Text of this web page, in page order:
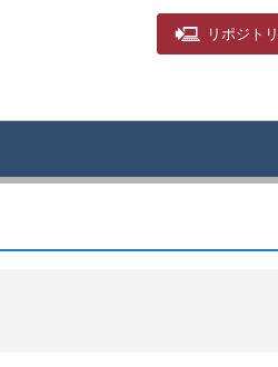
リポジトリ